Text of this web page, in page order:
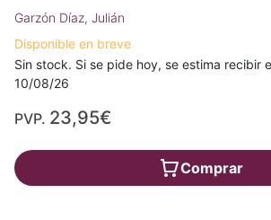
Garzón Díaz, Julián
Disponible en breve
Sin stock. Si se pide hoy, se estima recibir
10/08/26
PVP. 23,95€
Comprar